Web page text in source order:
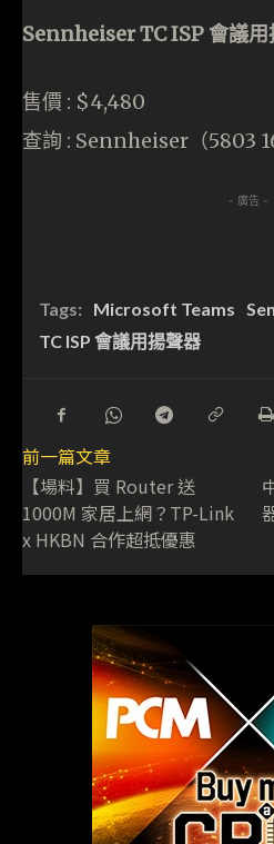
Sennheiser TC ISP 會議用
售價 : $4,480
查詢 : Sennheiser（5803
- 廣告 -
Tags: Microsoft Teams
TC ISP 會議用揚聲器
前一篇文章
【場料】買 Router 送
1000M 家居上網？TP-Link
x HKBN 合作超抵優惠